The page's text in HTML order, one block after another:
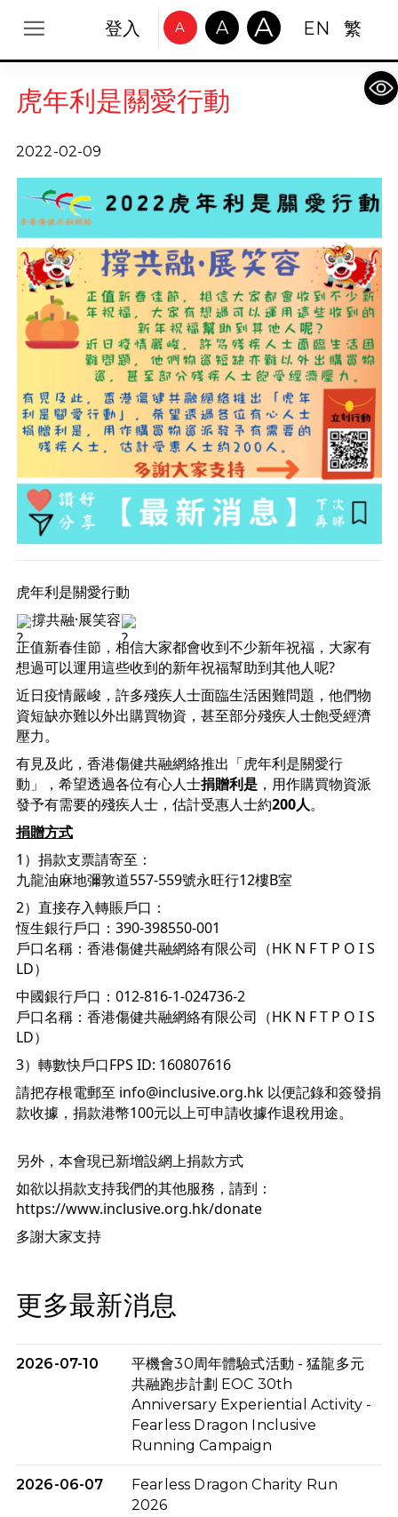
登入 A A A EN 繁
虎年利是關愛行動
2022-02-09
虎年利是關愛行動
撐共融·展笑容
正值新春佳節，相信大家都會收到不少新年祝福，大家有
想過可以運用這些收到的新年祝福幫助到其他人呢?
近日疫情嚴峻，許多殘疾人士面臨生活困難問題，他們物
資短缺亦難以外出購買物資，甚至部分殘疾人士飽受經濟
壓力。
有見及此，香港傷健共融網絡推出「虎年利是關愛行
動」，希望透過各位有心人士捐贈利是，用作購買物資派
發予有需要的殘疾人士，估計受惠人士約200人。
捐贈方式
1）捐款支票請寄至：
九龍油麻地彌敦道557-559號永旺行12樓B室
2）直接存入轉賬戶口：
恆生銀行戶口：390-398550-001
戶口名稱：香港傷健共融網絡有限公司（HK N F T P O I S
LD）
中國銀行戶口：012-816-1-024736-2
戶口名稱：香港傷健共融網絡有限公司（HK N F T P O I S
LD）
3）轉數快戶口FPS ID: 160807616
請把存根電郵至 info@inclusive.org.hk 以便記錄和簽發捐
款收據，捐款港幣100元以上可申請收據作退稅用途。
另外，本會現已新增設網上捐款方式
如欲以捐款支持我們的其他服務，請到：
https://www.inclusive.org.hk/donate
多謝大家支持
更多最新消息
2026-07-10
平機會30周年體驗式活動 - 猛龍多元
共融跑步計劃 EOC 30th
Anniversary Experiential Activity -
Fearless Dragon Inclusive
Running Campaign
2026-06-07
Fearless Dragon Charity Run
2026